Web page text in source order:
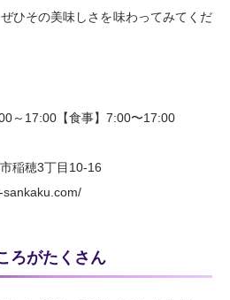
ひその美味しさを味わってみてくだ
～17:00【食事】7:00〜17:00
穂3丁目10-16
sankaku.com/
ろがたくさん